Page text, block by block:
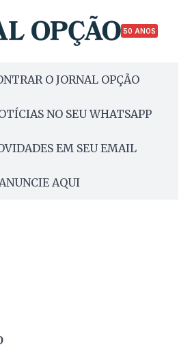
50 ANOS
O JORNAL OPÇÃO
NO SEU WHATSAPP
EM SEU EMAIL
AQUI